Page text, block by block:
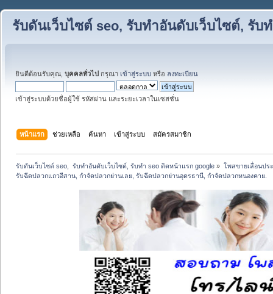
รับดันเว็บไซต์ seo, รับทำอันดับเว็บไซต์, รับ
ยินดีต้อนรับคุณ, บุคคลทั่วไป กรุณา เข้าสู่ระบบ หรือ ลงทะเบียน
เข้าสู่ระบบด้วยชื่อผู้ใช้ รหัสผ่าน และระยะเวลาในเซสชั่น
หน้าแรก ช่วยเหลือ ค้นหา เข้าสู่ระบบ สมัครสมาชิก
รับดันเว็บไซต์ seo,  รับทำอันดับเว็บไซต์, รับทำ seo ติดหน้าแรก google » โพสขายเลื่อนปร
รับฉีดปลวกแถวอีสาน, กำจัดปลวกย่านเลย, รับฉีดปลวกย่านอุดรธานี, กำจัดปลวกหนองคาย.